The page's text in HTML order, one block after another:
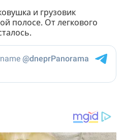
и грузовик
полосе. От легкового